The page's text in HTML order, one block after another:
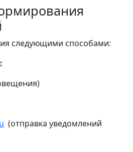
следующими способами:
(отправка уведомлений